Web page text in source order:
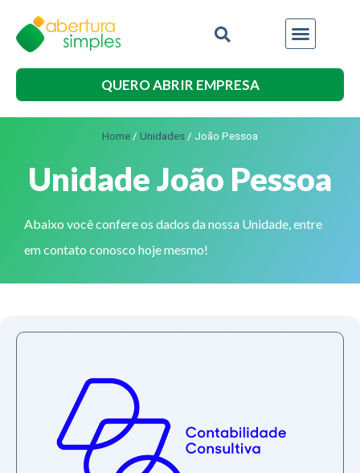
QUERO ABRIR EMPRESA
Home / Unidades / João Pessoa
Unidade João Pessoa
Abaixo você confere os dados da nossa Unidade, entre
em contato conosco hoje mesmo!